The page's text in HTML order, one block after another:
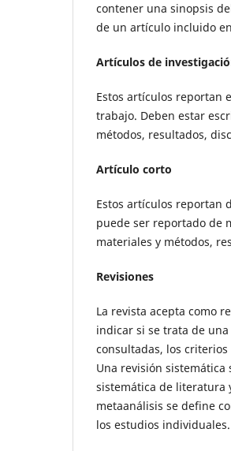
contener una sinopsis
de un artículo incluido
Artículos de
Estos artículos reportan
trabajo. Deben estar
métodos, resultados,
Artículo corto
Estos artículos reportan
puede ser reportado de
materiales y métodos,
Revisiones
La revista acepta como
indicar si se trata de
consultadas, los
Una revisión
sistemática de literatura
metaanálisis se define
los estudios